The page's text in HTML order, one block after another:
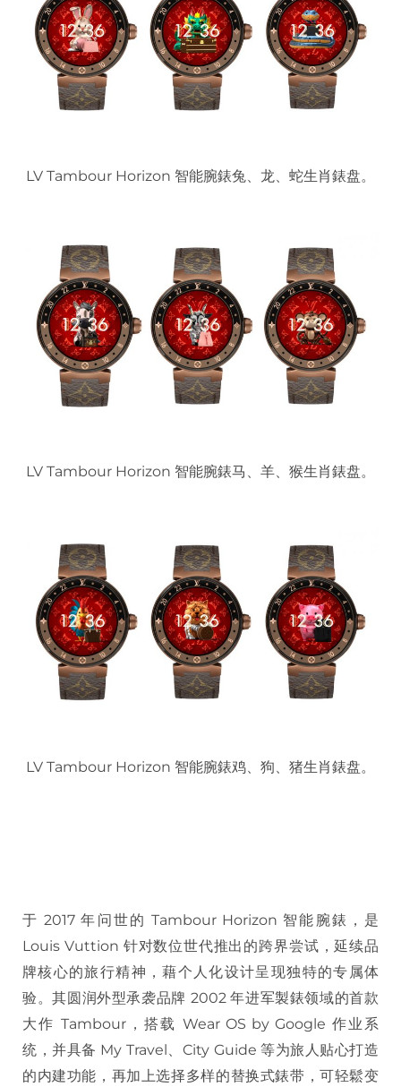
LV Tambour Horizon 智能腕錶兔、龙、蛇生肖錶盘。
LV Tambour Horizon 智能腕錶马、羊、猴生肖錶盘。
LV Tambour Horizon 智能腕錶鸡、狗、猪生肖錶盘。
于 2017 年问世的 Tambour Horizon 智能腕錶，是
Louis Vuttion 针对数位世代推出的跨界尝试，延续品
牌核心的旅行精神，藉个人化设计呈现独特的专属体
验。其圆润外型承袭品牌 2002 年进军製錶领域的首款
大作 Tambour，搭载 Wear OS by Google 作业系
统，并具备 My Travel、City Guide 等为旅人贴心打造
的内建功能，再加上选择多样的替换式錶带，可轻鬆变